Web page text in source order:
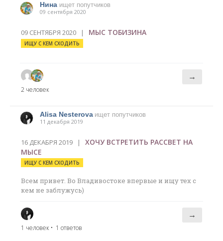
Нина ищет попутчиков
09 сентября 2020
09 СЕНТЯБРЯ 2020 | МЫС ТОБИЗИНА
ИЩУ С КЕМ СХОДИТЬ
2 человек
→
Alisa Nesterova ищет попутчиков
11 декабря 2019
16 ДЕКАБРЯ 2019 | ХОЧУ ВСТРЕТИТЬ РАССВЕТ НА
МЫСЕ
ИЩУ С КЕМ СХОДИТЬ
Всем привет. Во Владивостоке впервые и ищу тех с
кем не заблужусь)
1 человек • 1 ответов
→